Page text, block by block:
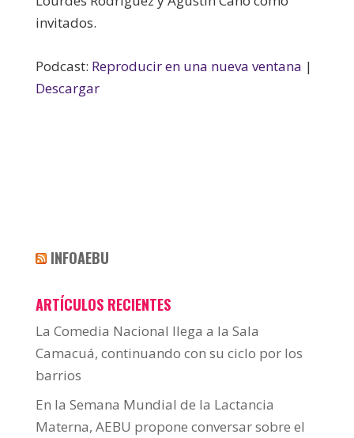
invitados.
Podcast: Reproducir en una nueva ventana |
Descargar
INFOAEBU
ARTÍCULOS RECIENTES
La Comedia Nacional llega a la Sala
Camacuá, continuando con su ciclo por los
barrios
En la Semana Mundial de la Lactancia
Materna, AEBU propone conversar sobre el